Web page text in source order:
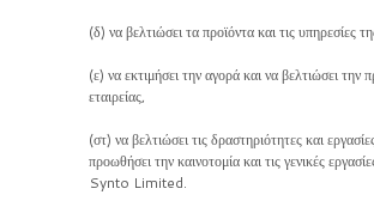
(δ) να βελτιώσει τα προϊόντα και τις υπηρεσίες
(ε) να εκτιμήσει την αγορά και να βελτιώσει την
εταιρείας,
(στ) να βελτιώσει τις δραστηριότητες και
προωθήσει την καινοτομία και τις γενικές
Synto Limited.